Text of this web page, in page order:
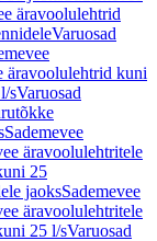
äravoolulehtrid
Varuosad
äravoolulehtrid kuni
sVaruosad
Sademevee
äravoolulehtritele
25
jaoksSademevee
äravoolulehtritele
25 l/sVaruosad